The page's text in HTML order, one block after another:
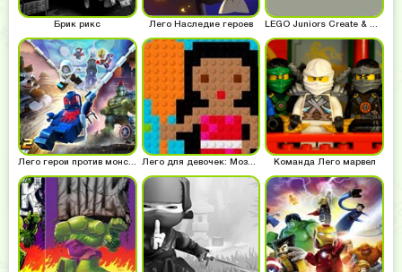
Брик рикс Лего Наследие героев
Лего герои против монстров Лего для девочек: Мозаика Команда Лего марвел